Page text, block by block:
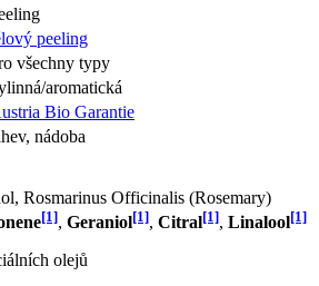
peeling
všechny typy
aromatická
Bio Garantie
nádoba
Rosmarinus Officinalis (Rosemary)
[1], Geraniol[1], Citral[1], Linalool[1]
olejů